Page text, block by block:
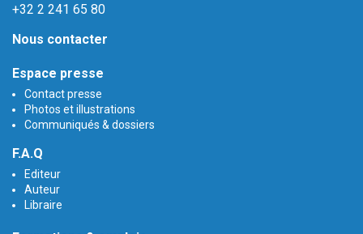
+32 2 241 65 80
Nous contacter
Espace presse
Contact presse
Photos et illustrations
Communiqués & dossiers
F.A.Q
Editeur
Auteur
Libraire